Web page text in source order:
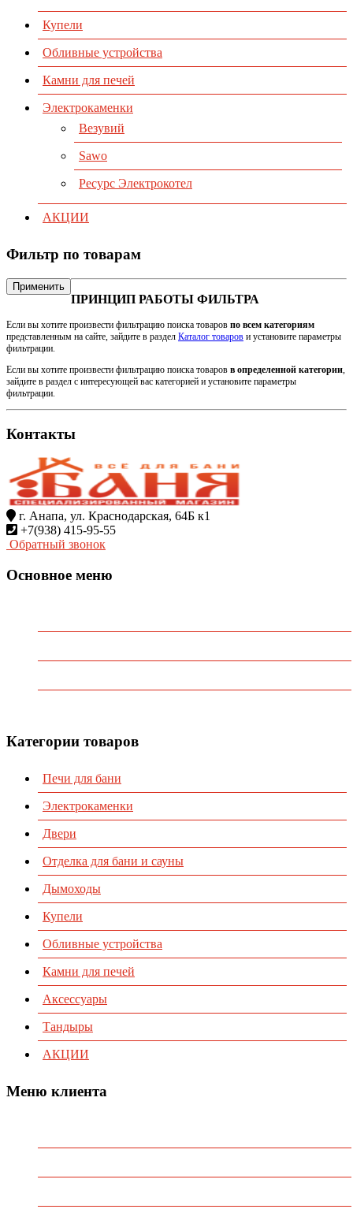
Купели
Обливные устройства
Камни для печей
Электрокаменки
Везувий
Sawo
Ресурс Электрокотел
АКЦИИ
Фильтр по товарам
Применить
ПРИНЦИП РАБОТЫ ФИЛЬТРА
Если вы хотите произвести фильтрацию поиска товаров по всем категориям
представленным на сайте, зайдите в раздел Каталог товаров и установите параметры
фильтрации.
Если вы хотите произвести фильтрацию поиска товаров в определенной категории,
зайдите в раздел с интересующей вас категорией и установите параметры
фильтрации.
Контакты
г. Анапа, ул. Краснодарская, 64Б к1
+7(938) 415-95-55
Обратный звонок
Основное меню
Категории товаров
Печи для бани
Электрокаменки
Двери
Отделка для бани и сауны
Дымоходы
Купели
Обливные устройства
Камни для печей
Аксессуары
Тандыры
АКЦИИ
Меню клиента